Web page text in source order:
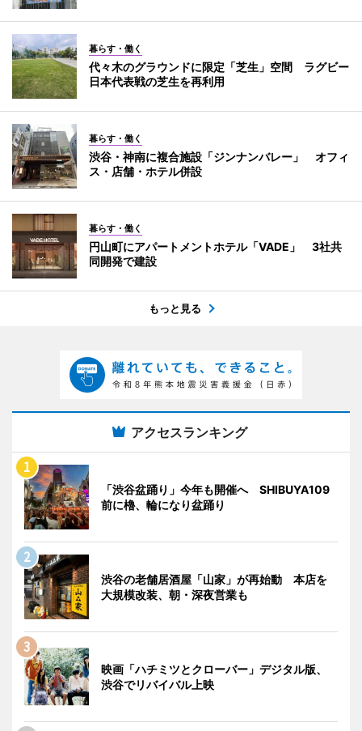
暮らす・働く
代々木のグラウンドに限定「芝生」空間 ラグビー
日本代表戦の芝生を再利用
暮らす・働く
渋谷・神南に複合施設「ジンナンバレー」 オフィ
ス・店舗・ホテル併設
暮らす・働く
円山町にアパートメントホテル「VADE」 3社共
同開発で建設
もっと見る
アクセスランキング
「渋谷盆踊り」今年も開催へ SHIBUYA109
前に櫓、輪になり盆踊り
渋谷の老舗居酒屋「山家」が再始動 本店を
大規模改装、朝・深夜営業も
映画「ハチミツとクローバー」デジタル版、
渋谷でリバイバル上映